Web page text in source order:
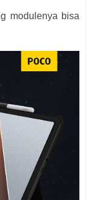
modulenya bisa